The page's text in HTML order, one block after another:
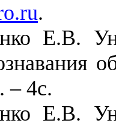
.
Е.В.
4с.
Е.В.